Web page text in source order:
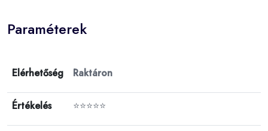
Paraméterek
Elérhetőség Raktáron
Értékelés ⭐⭐⭐⭐⭐